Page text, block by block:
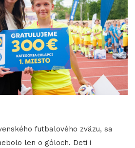
futbalového zväzu, sa
len o góloch. Deti i